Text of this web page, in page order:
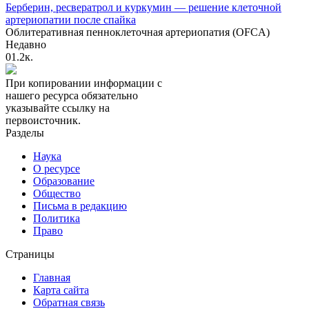
Берберин, ресвератрол и куркумин — решение клеточной
артериопатии после спайка
Облитеративная пенноклеточная артериопатия (OFCA)
Недавно
01.2к.
При копировании информации с
нашего ресурса обязательно
указывайте ссылку на
первоисточник.
Разделы
Наука
О ресурсе
Образование
Общество
Письма в редакцию
Политика
Право
Страницы
Главная
Карта сайта
Обратная связь